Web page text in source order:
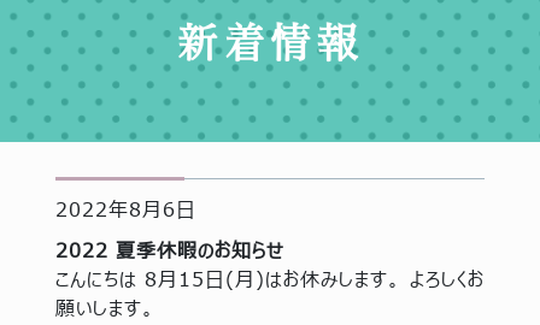
新着情報
2022年8月6日
2022 夏季休暇のお知らせ
こんにちは 8月15日(月)はお休みします。 よろしくお
願いします。